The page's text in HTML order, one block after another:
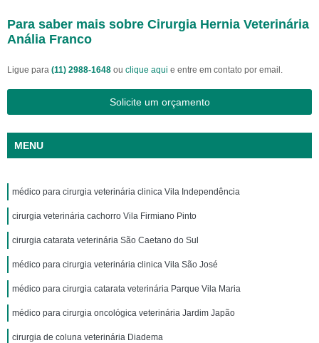
Para saber mais sobre Cirurgia Hernia Veterinária
Anália Franco
Ligue para (11) 2988-1648 ou clique aqui e entre em contato por email.
Solicite um orçamento
MENU
médico para cirurgia veterinária clinica Vila Independência
cirurgia veterinária cachorro Vila Firmiano Pinto
cirurgia catarata veterinária São Caetano do Sul
médico para cirurgia veterinária clinica Vila São José
médico para cirurgia catarata veterinária Parque Vila Maria
médico para cirurgia oncológica veterinária Jardim Japão
cirurgia de coluna veterinária Diadema